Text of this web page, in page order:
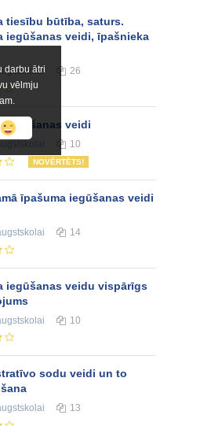
darbu ātri
vēlmju
tiesību būtība, saturs.
iegūšanas veidi, īpašnieka
26
iegūšanas veidi
10
NOVĒRTĒTS!
īpašuma iegūšanas veidi
14
iegūšanas veidu vispārīgs
10
sodu veidi un to
13